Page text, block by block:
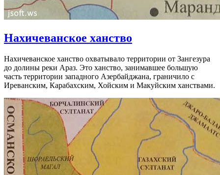
Нахичеванское ханство
Нахичеванское ханство охватывало территории от Зангезура
до долины реки Араз. Это ханство, занимавшее большую
часть территории западного Азербайджана, граничило с
Иреванским, Карабахским, Хойским и Макуйским ханствами.